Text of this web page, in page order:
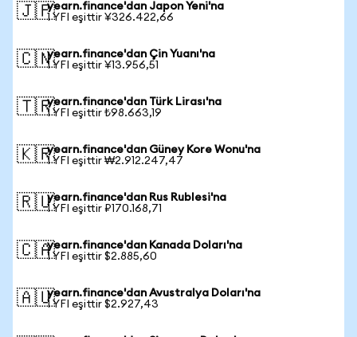
🇯🇵yearn.finance'dan Japon Yeni'na
1 YFI eşittir ¥326.422,66
🇨🇳yearn.finance'dan Çin Yuanı'na
1 YFI eşittir ¥13.956,51
🇹🇷yearn.finance'dan Türk Lirası'na
1 YFI eşittir ₺98.663,19
🇰🇷yearn.finance'dan Güney Kore Wonu'na
1 YFI eşittir ₩2.912.247,47
🇷🇺yearn.finance'dan Rus Rublesi'na
1 YFI eşittir ₽170.168,71
🇨🇦yearn.finance'dan Kanada Doları'na
1 YFI eşittir $2.885,60
🇦🇺yearn.finance'dan Avustralya Doları'na
1 YFI eşittir $2.927,43